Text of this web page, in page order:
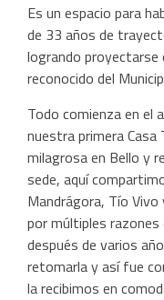
Es un espacio para
de 33 años de
logrando
reconocido del
Todo comienza en el
nuestra primera
milagrosa en Bello y
sede, aquí
Mandrágora, Tío
por múltiples razones
después de varios
retomarla y así fue
la recibimos en